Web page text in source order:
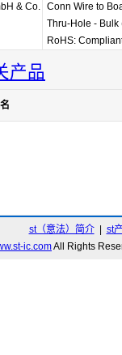
& Co. Conn Wire to
Thru-Hole -
RoHS:
产品
st（意法）简介| st
ic.comAll Rights